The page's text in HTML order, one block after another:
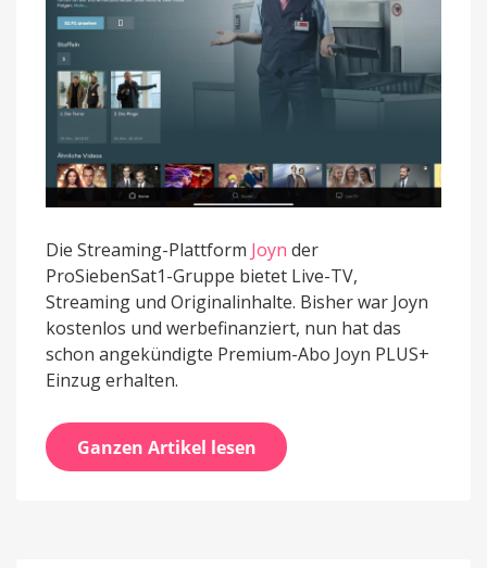
Die Streaming-Plattform Joyn der
ProSiebenSat1-Gruppe bietet Live-TV,
Streaming und Originalinhalte. Bisher war Joyn
kostenlos und werbefinanziert, nun hat das
schon angekündigte Premium-Abo Joyn PLUS+
Einzug erhalten.
Ganzen Artikel lesen